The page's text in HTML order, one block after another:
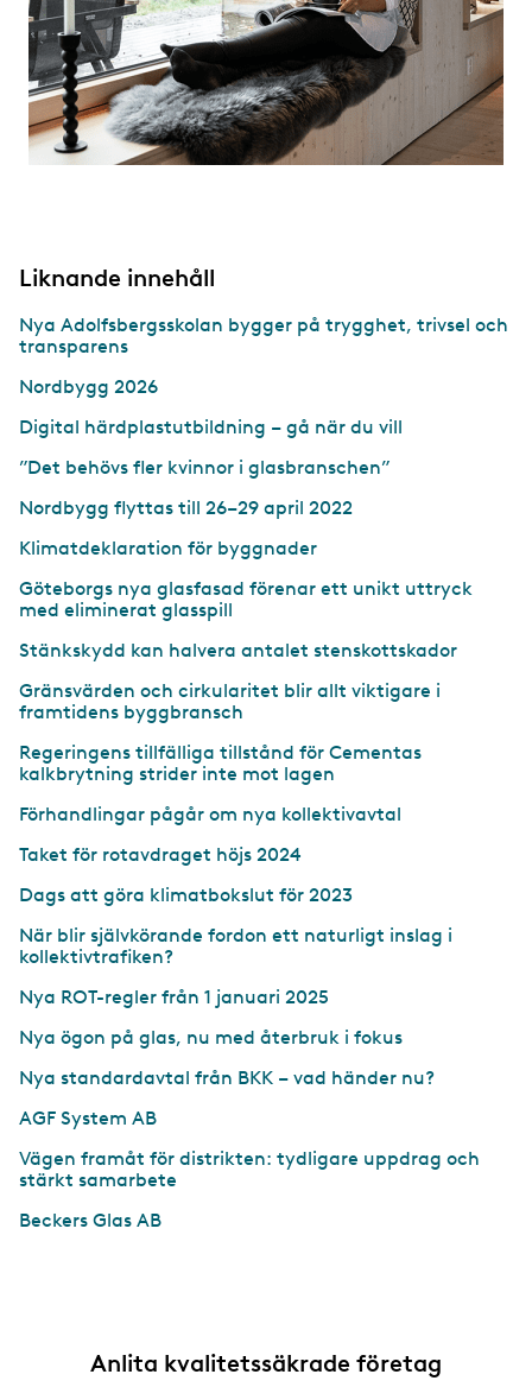
Liknande innehåll
Nya Adolfsbergsskolan bygger på trygghet, trivsel och
transparens
Nordbygg 2026
Digital härdplastutbildning – gå när du vill
”Det behövs fler kvinnor i glasbranschen”
Nordbygg flyttas till 26–29 april 2022
Klimatdeklaration för byggnader
Göteborgs nya glasfasad förenar ett unikt uttryck
med eliminerat glasspill
Stänkskydd kan halvera antalet stenskottskador
Gränsvärden och cirkularitet blir allt viktigare i
framtidens byggbransch
Regeringens tillfälliga tillstånd för Cementas
kalkbrytning strider inte mot lagen
Förhandlingar pågår om nya kollektivavtal
Taket för rotavdraget höjs 2024
Dags att göra klimatbokslut för 2023
När blir självkörande fordon ett naturligt inslag i
kollektivtrafiken?
Nya ROT-regler från 1 januari 2025
Nya ögon på glas, nu med återbruk i fokus
Nya standardavtal från BKK – vad händer nu?
AGF System AB
Vägen framåt för distrikten: tydligare uppdrag och
stärkt samarbete
Beckers Glas AB
Anlita kvalitetssäkrade företag